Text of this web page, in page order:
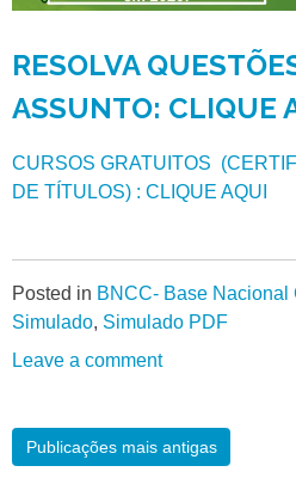
RESOLVA
ASSUNTO: CLIQUE
CURSOS GRATUITOS
DE TÍTULOS) : CLIQUE AQUI
Posted in BNCC- Base Nacional
Simulado, Simulado PDF
Leave a comment
Publicações mais antigas